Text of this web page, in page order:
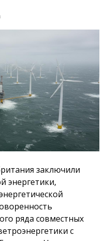
заключили
энергетики,
ряда совместных
с